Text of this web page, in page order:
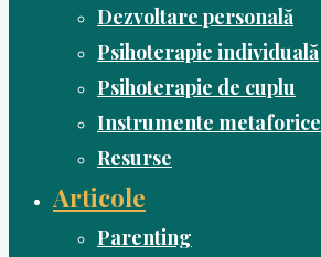
Dezvoltare personală
Psihoterapie individuală
Psihoterapie de cuplu
Instrumente metaforice
Resurse
Articole
Parenting